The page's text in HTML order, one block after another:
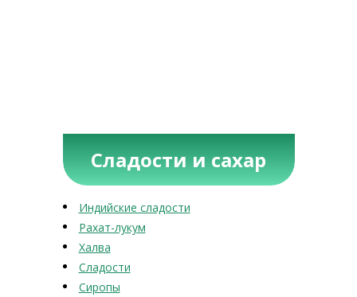
Сладости и сахар
Индийские сладости
Рахат-лукум
Халва
Сладости
Сиропы